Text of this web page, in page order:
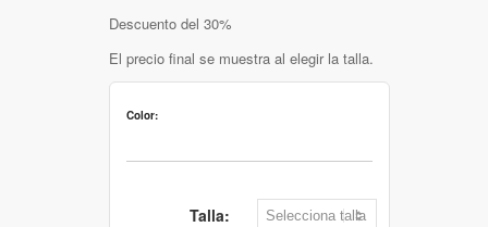
Descuento del 30%
El precio final se muestra al elegir la talla.
Color:
Talla: